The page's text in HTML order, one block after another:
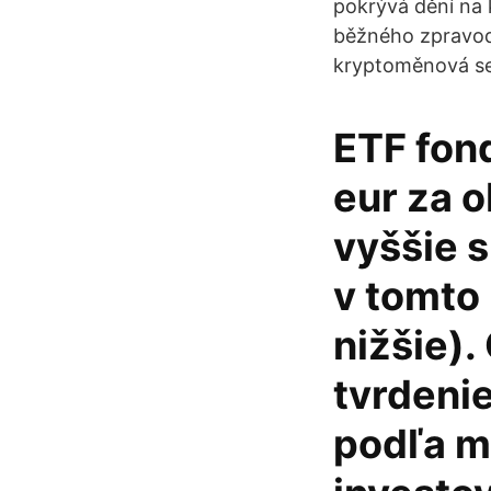
pokrývá dění
běžného
kryptoměnová
ETF
eur za
vyššie
v
nižšie).
podľa